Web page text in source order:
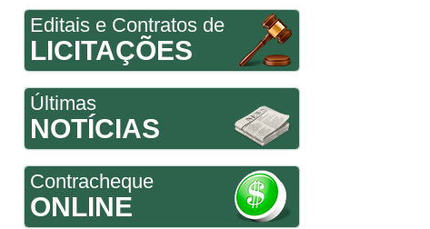
Editais e Contratos de
LICITAÇÕES
Últimas
NOTÍCIAS
Contracheque
ONLINE